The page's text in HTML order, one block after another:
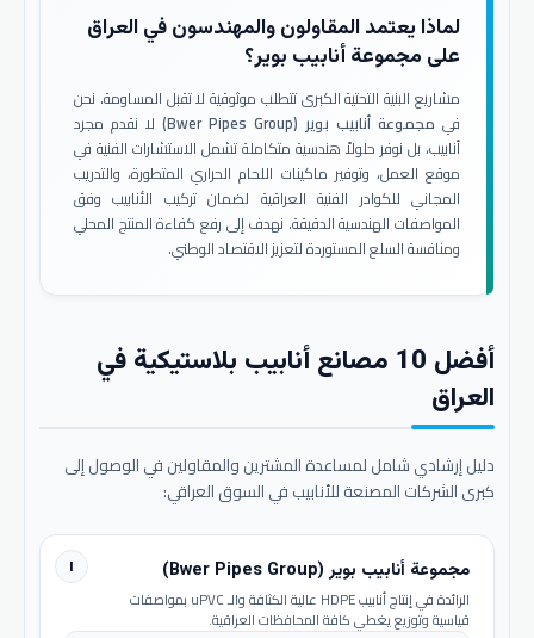
لماذا يعتمد المقاولون والمهندسون في العراق
على مجموعة أنابيب بوير؟
مشاريع البنية التحتية الكبرى تتطلب موثوقية لا تقبل المساومة. نحن
في مجموعة أنابيب بوير (Bwer Pipes Group)
لا نقدم مجرد
أنابيب، بل نوفر حلولاً هندسية متكاملة تشمل الاستشارات الفنية في
موقع العمل، وتوفير ماكينات اللحام الحراري المتطورة، والتدريب
المجاني للكوادر الفنية العراقية لضمان تركيب الأنابيب وفق
المواصفات الهندسية الدقيقة. نهدف إلى رفع كفاءة المنتج المحلي
ومنافسة السلع المستوردة لتعزيز الاقتصاد الوطني.
أفضل 10 مصانع أنابيب بلاستيكية في
العراق
دليل إرشادي شامل لمساعدة المشترين والمقاولين في الوصول إلى
كبرى الشركات المصنعة للأنابيب في السوق العراقي:
١ مجموعة أنابيب بوير (Bwer Pipes Group)
الرائدة في إنتاج أنابيب HDPE عالية الكثافة والـ uPVC بمواصفات
قياسية وتوزيع يغطي كافة المحافظات العراقية.